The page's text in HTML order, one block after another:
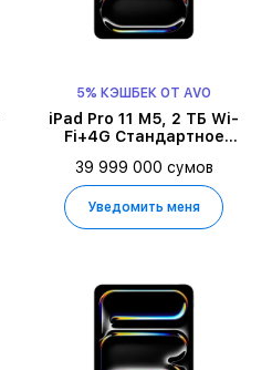
5% КЭШБЕК ОТ AVO
iPad Pro 11 M5, 2 ТБ Wi-
Fi+4G Стандартное
39 999 000 сумов
Уведомить меня